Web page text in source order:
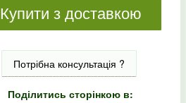
Купити з доставкою
Потрібна консультація ?
Поділитись сторінкою в: